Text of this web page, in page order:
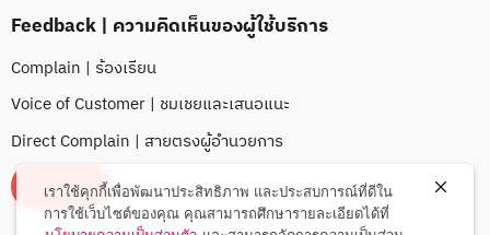
Feedback | ความคิดเห็นของผู้ใช้บริการ
Complain | ร้องเรียน
Voice of Customer | ชมเชยและเสนอแนะ
Direct Complain | สายตรงผู้อำนวยการ
FEEDBACK
เราใช้คุกกี้เพื่อพัฒนาประสิทธิภาพ และประสบการณ์ที่ดีใน
การใช้เว็บไซต์ของคุณ คุณสามารถศึกษารายละเอียดได้ที่